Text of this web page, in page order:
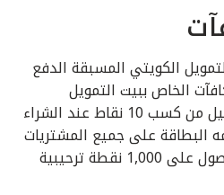
الكويتي المسبقة الدفع
الخاص ببيت التمويل
الكويتي حيث يتمكن العميل من كسب 10 نقاط عند الشراء
البطاقة على جميع المشتريات
محلياً ودولياً بالاضافة للحصول على 1,000 نقطة ترحيبية